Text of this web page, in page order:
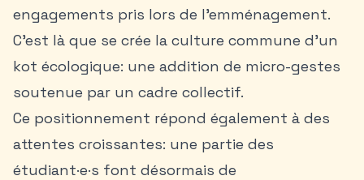
engagements pris lors de l’emménagement.
C’est là que se crée la culture commune d’un
kot écologique: une addition de micro-gestes
soutenue par un cadre collectif.
Ce positionnement répond également à des
attentes croissantes: une partie des
étudiant·e·s font désormais de